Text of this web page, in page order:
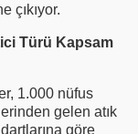
çıkıyor.
Türü Kapsam
1.000 nüfus
gelen atık
göre